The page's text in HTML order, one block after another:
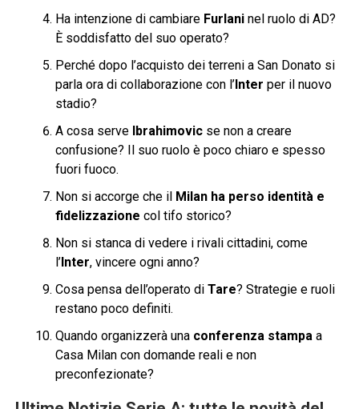
Ha intenzione di cambiare Furlaninel ruolo di AD?
È soddisfatto del suo operato?
Perché dopo l’acquisto dei terreni a San Donato si
parla ora di collaborazione con l’Inter per il nuovo
stadio?
A cosa serve Ibrahimovicse non a creare
confusione? Il suo ruolo è poco chiaro e spesso
fuori fuoco.
Non si accorge che il Milan ha perso identità e
fidelizzazione col tifo storico?
Non si stanca di vedere i rivali cittadini, come
l’Inter, vincere ogni anno?
Cosa pensa dell’operato di Tare? Strategie e ruoli
restano poco definiti.
Quando organizzerà una conferenza stampa a
Casa Milan con domande reali e non
preconfezionate?